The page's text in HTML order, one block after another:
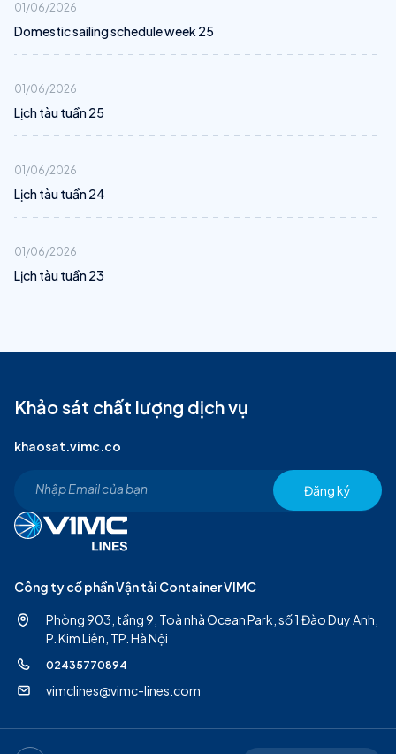
01/06/2026
Domestic sailing schedule week 25
01/06/2026
Lịch tàu tuần 25
01/06/2026
Lịch tàu tuần 24
01/06/2026
Lịch tàu tuần 23
Công ty cổ phần Vận tải Container VIMC
Phòng 903, tầng 9, Toà nhà Ocean Park, số 1 Đào Duy Anh,
P. Kim Liên, TP. Hà Nội
02435770894
vimclines@vimc-lines.com
Khảo sát chất lượng dịch vụ
khaosat.vimc.co
Đăng ký